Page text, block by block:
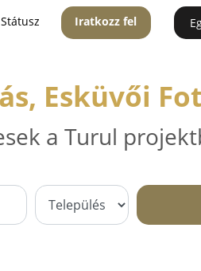
Státusz Iratkozz fel
Esküvői
a Turul